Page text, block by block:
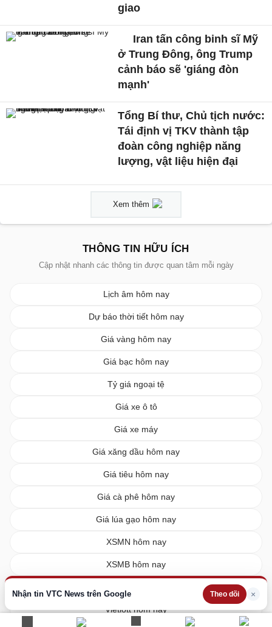
Nhận tin VTC News trên Google Theo dõi ×
giao
Iran tấn công binh sĩ Mỹ
ở Trung Đông, ông Trump
cảnh báo sẽ 'giáng đòn
mạnh'
Tổng Bí thư, Chủ tịch nước:
Tái định vị TKV thành tập
đoàn công nghiệp năng
lượng, vật liệu hiện đại
Xem thêm
THÔNG TIN HỮU ÍCH
Cập nhật nhanh các thông tin được quan tâm mỗi ngày
Lịch âm hôm nay
Dự báo thời tiết hôm nay
Giá vàng hôm nay
Giá bạc hôm nay
Tỷ giá ngoại tệ
Giá xe ô tô
Giá xe máy
Giá xăng dầu hôm nay
Giá tiêu hôm nay
Giá cà phê hôm nay
Giá lúa gạo hôm nay
XSMN hôm nay
XSMB hôm nay
Vietlott hôm nay